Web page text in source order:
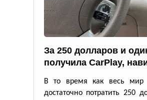
За 250 долларов и
получила CarPlay,
В то время как весь мир
достаточно потратить 250